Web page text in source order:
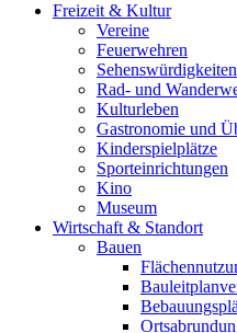
Freizeit & Kultur
Vereine
Feuerwehren
Sehenswürdigkeiten
Rad- und
Kulturleben
Gastronomie und
Kinderspielplätze
Sporteinrichtungen
Kino
Museum
Wirtschaft & Standort
Bauen